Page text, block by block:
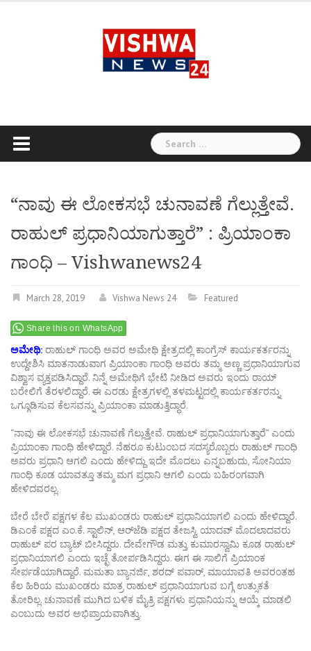
Search
for:
“ನಾವು ಈ ಲೋಕಸಭೆ ಚುನಾವಣೆ ಗೆಲ್ಲುತ್ತೇವೆ.
ರಾಹುಲ್ ಪ್ರಧಾನಿಯಾಗುತ್ತಾರೆ” : ಪ್ರಿಯಾಂಕಾ
ಗಾಂಧಿ – Vishwanews24
March 28, 2019 Vishwa News 24 Featured
Share this on WhatsApp
ಅಮೇಥಿ: ರಾಹುಲ್ ಗಾಂಧಿ ಅವರ ಅಮೇಥಿ ಕ್ಷೇತ್ರದಲ್ಲಿ ಕಾಂಗ್ರೆಸ್ ಕಾರ್ಯಕರ್ತರನ್ನು
ಉದ್ದೇಶಿಸಿ ಮಾತನಾಡುವಾಗ ಪ್ರಿಯಾಂಕಾ ಗಾಂಧಿ ಅವರು ತಮ್ಮ ಅಣ್ಣ ಪ್ರಧಾನಿಯಾಗುವ
ವಿಶ್ವಾಸ ವ್ಯಕ್ತಪಡಿಸಿದ್ದಾರೆ. ನಿನ್ನೆ ಅಮೇಥಿಗೆ ಭೇಟಿ ನೀಡಿದ ಅವರು ಇಂದು ರಾಯ್
ಬರೇಲಿಗೆ ತೆರಳಲಿದ್ದಾರೆ. ಈ ಎರಡು ಕ್ಷೇತ್ರಗಳಲ್ಲಿ ತಳಮಟ್ಟದಲ್ಲಿ ಕಾರ್ಯಕರ್ತರನ್ನು
ಒಗ್ಗೂಡಿಸುವ ಕೆಲಸವನ್ನು ಪ್ರಿಯಾಂಕಾ ಮಾಡುತ್ತಿದ್ಧಾರೆ.
“ನಾವು ಈ ಲೋಕಸಭೆ ಚುನಾವಣೆ ಗೆಲ್ಲುತ್ತೇವೆ. ರಾಹುಲ್ ಪ್ರಧಾನಿಯಾಗುತ್ತಾರೆ” ಎಂದು
ಪ್ರಿಯಾಂಕಾ ಗಾಂಧಿ ಹೇಳಿದ್ದಾರೆ. ನೆಹರೂ ಕುಟುಂಬದ ಸದಸ್ಯರೊಬ್ಬರು ರಾಹುಲ್ ಗಾಂಧಿ
ಅವರು ಪ್ರಧಾನಿ ಆಗಲಿ ಎಂದು ಹೇಳಿದ್ದು ಇದೇ ಮೊದಲು ಎನ್ನಬಹುದು, ಸೋನಿಯಾ
ಗಾಂಧಿ ಕೂಡ ಯಾವತ್ತೂ ತಮ್ಮ ಮಗ ಪ್ರಧಾನಿ ಆಗಲಿ ಎಂದು ಬಹಿರಂಗವಾಗಿ
ಹೇಳಿದವರಲ್ಲ.
ಬೇರೆ ಬೇರೆ ಪಕ್ಷಗಳ ಕೆಲ ಮುಖಂಡರು ರಾಹುಲ್ ಪ್ರಧಾನಿಯಾಗಲಿ ಎಂದು ಹೇಳಿದ್ದಾರೆ.
ಡಿಎಂಕೆ ಪಕ್ಷದ ಎಂ.ಕೆ. ಸ್ಟಾಲಿನ್, ಆರ್​ಜೆಡಿ ಪಕ್ಷದ ತೇಜಸ್ವಿ ಯಾದವ್ ಮೊದಲಾದವರು
ರಾಹುಲ್ ಪರ ಬ್ಯಾಟ್ ಬೀಸಿದ್ದರು. ದೇವೇಗೌಡ ಮತ್ತು ಕುಮಾರಸ್ವಾಮಿ ಕೂಡ ರಾಹುಲ್
ಪ್ರಧಾನಿಯಾಗಲಿ ಎಂದು ಇಚ್ಛೆ ತೋರ್ಪಡಿಸಿದ್ದರು. ಈಗ ಈ ಸಾಲಿಗೆ ಪ್ರಿಯಾಂಕ
ಸೇರ್ಪಡೆಯಾಗಿದ್ದಾರೆ. ಮಮತಾ ಬ್ಯಾನರ್ಜಿ, ಶರದ್ ಪವಾರ್, ಮಾಯಾವತಿ ಅವರಂತಹ
ಕೆಲ ಹಿರಿಯ ಮುಖಂಡರು ಮಾತ್ರ ರಾಹುಲ್ ಪ್ರಧಾನಿಯಾಗುವ ಬಗ್ಗೆ ಉತ್ಸುಕತೆ
ತೋರಿಲ್ಲ. ಚುನಾವಣೆ ಮುಗಿದ ಬಳಿಕ ಮೈತ್ರಿ ಪಕ್ಷಗಳು ಪ್ರಧಾನಿಯನ್ನು ಆಯ್ಕೆ ಮಾಡಲಿ
ಎಂಬುದು ಅವರ ಅಭಿಪ್ರಾಯವಾಗಿತ್ತು.